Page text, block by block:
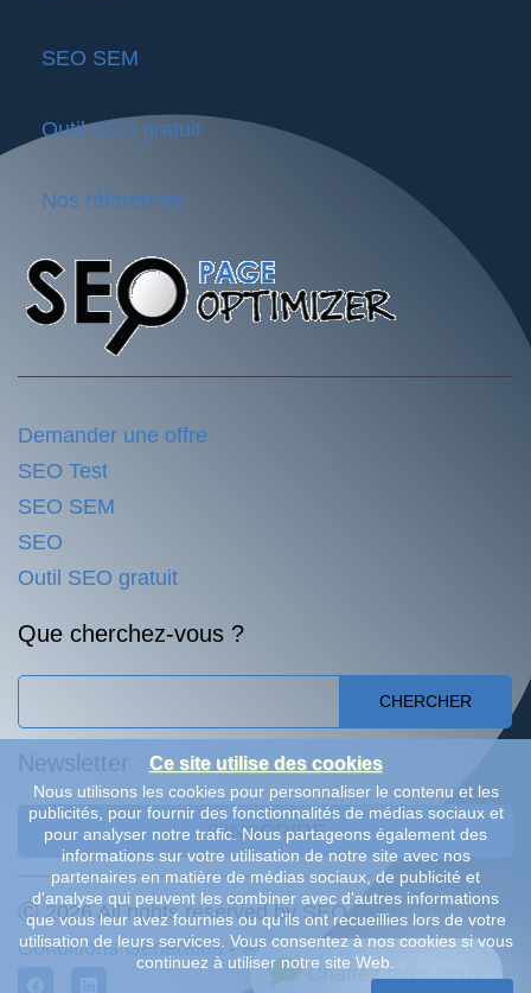
SEO SEM
Outil SEO gratuit
Nos références
Demander une offre
SEO Test
SEO SEM
SEO
Outil SEO gratuit
Que cherchez-vous ?
CHERCHER
Newsletter
S'INSCRIRE
Ⓒ 2026 All rights reserved by SEO Page Optimizer |
Conditions Générales-Politique de Confidentialité
Chattez avec nous
Ce site utilise des cookies
Nous utilisons les cookies pour personnaliser le contenu et les
publicités, pour fournir des fonctionnalités de médias sociaux et
pour analyser notre trafic. Nous partageons également des
informations sur votre utilisation de notre site avec nos
partenaires en matière de médias sociaux, de publicité et
d'analyse qui peuvent les combiner avec d'autres informations
que vous leur avez fournies ou qu'ils ont recueillies lors de votre
utilisation de leurs services. Vous consentez à nos cookies si vous
continuez à utiliser notre site Web.